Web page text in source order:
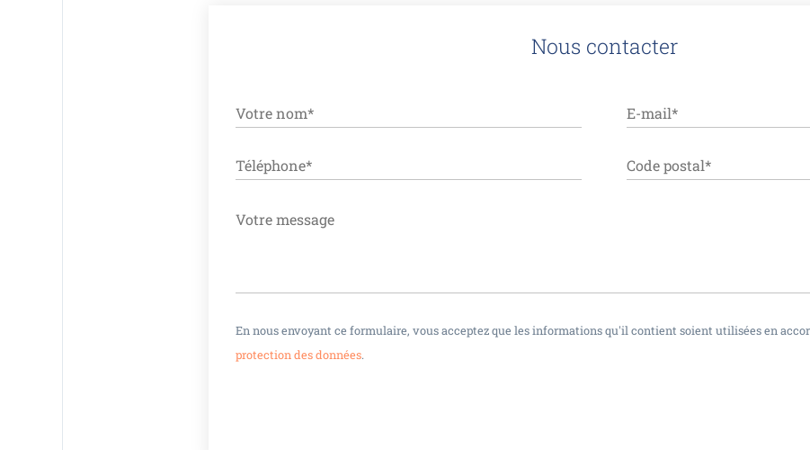
Nous contacter
En nous envoyant ce formulaire, vous acceptez que les informations qu'il contient soient utilisées en
protection des données.